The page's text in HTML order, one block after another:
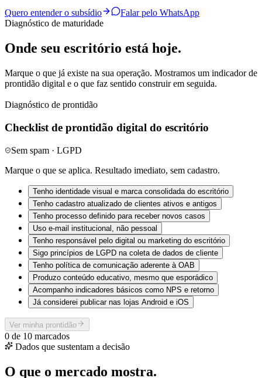
Quero entender o subsídio
Falar pelo WhatsApp
Diagnóstico de maturidade
Onde seu escritório está hoje.
Marque o que já existe na sua operação. Mostramos um indicador de
prontidão digital e o que faz sentido construir em seguida.
Diagnóstico de prontidão
Checklist de prontidão digital do escritório
Sem spam · LGPD
Marque o que se aplica. Resultado imediato, sem cadastro.
Tenho identidade visual e marca consolidada do escritório
Tenho cadastro atualizado de clientes ativos e antigos
Tenho processo definido para receber novos casos
Uso e-mail institucional, não pessoal
Tenho responsável pelo digital ou marketing do escritório
Sigo princípios de LGPD na coleta de dados de cliente
Tenho política de comunicação aderente à OAB
Produzo conteúdo educativo, mesmo que esporádico
Acompanho indicadores básicos como NPS e retorno
Já considerei publicar nas lojas Android e iOS
Ver minha prontidão
0 de 10 marcados
Dados que sustentam a decisão
O que o mercado mostra.